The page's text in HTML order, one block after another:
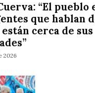
“El pueblo
que hablan
cerca de sus
2026